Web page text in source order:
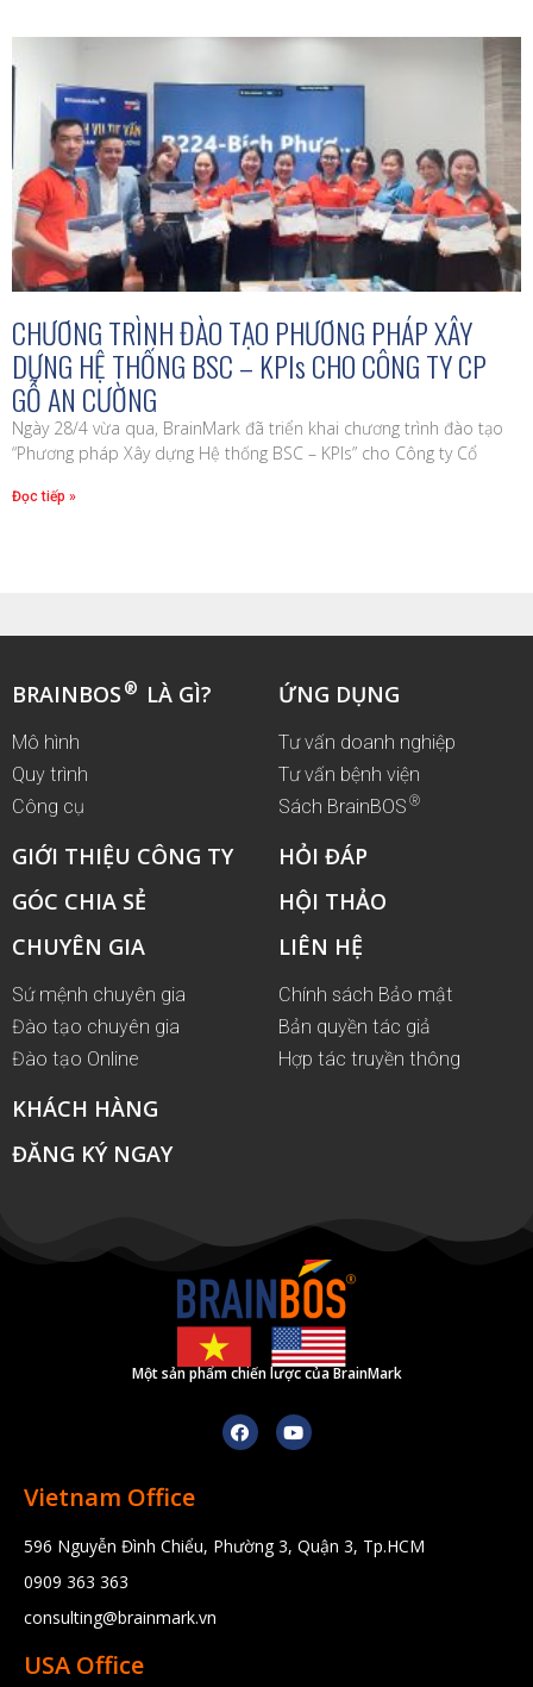
CHƯƠNG TRÌNH ĐÀO TẠO PHƯƠNG PHÁP XÂY
DỰNG HỆ THỐNG BSC – KPIs CHO CÔNG TY CP
GỖ AN CƯỜNG
Ngày 28/4 vừa qua, BrainMark đã triển khai chương trình đào tạo
“Phương pháp Xây dựng Hệ thống BSC – KPIs” cho Công ty Cổ
Đọc tiếp »
BRAINBOS ® LÀ GÌ?
Mô hình
Quy trình
Công cụ
GIỚI THIỆU CÔNG TY
GÓC CHIA SẺ
ỨNG DỤNG
Tư vấn doanh nghiệp
Tư vấn bệnh viện
Sách BrainBOS ®
HỎI ĐÁP
HỘI THẢO
CHUYÊN GIA
Sứ mệnh chuyên gia
Đào tạo chuyên gia
Đào tạo Online
KHÁCH HÀNG
ĐĂNG KÝ NGAY
LIÊN HỆ
Chính sách Bảo mật
Bản quyền tác giả
Hợp tác truyền thông
Một sản phẩm chiến lược của BrainMark
Vietnam Office
596 Nguyễn Đình Chiểu, Phường 3, Quận 3, Tp.HCM
0909 363 363
consulting@brainmark.vn
USA Office